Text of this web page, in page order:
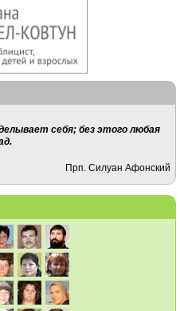
себя; без этого любая
Прп. Силуан Афонский